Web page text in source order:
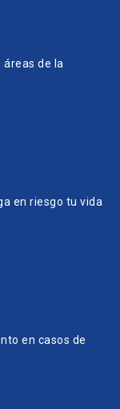
de la
en riesgo tu vida
en casos de